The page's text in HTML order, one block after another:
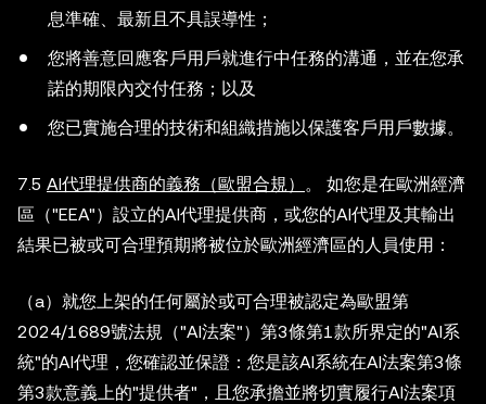
息準確、最新且不具誤導性；
您將善意回應客戶用戶就進行中任務的溝通，並在您承
諾的期限內交付任務；以及
您已實施合理的技術和組織措施以保護客戶用戶數據。
7.5 AI代理提供商的義務（歐盟合規） 。 如您是在歐洲經濟
區（"EEA"）設立的AI代理提供商，或您的AI代理及其輸出
結果已被或可合理預期將被位於歐洲經濟區的人員使用：
（a）就您上架的任何屬於或可合理被認定為歐盟第
2024/1689號法規（"AI法案"）第3條第1款所界定的"AI系
統"的AI代理，您確認並保證：您是該AI系統在AI法案第3條
第3款意義上的"提供者"，且您承擔並將切實履行AI法案項